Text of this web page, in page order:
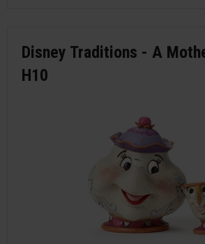
Disney Traditions - A
H10